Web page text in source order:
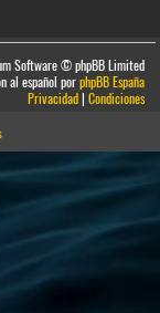
Software © phpBB Limited
al español porphpBB España
Privacidad|Condiciones